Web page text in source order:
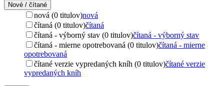
Nové / čítané
nová (0 titulov)nová
čítaná (0 titulov)čítaná
čítaná - výborný stav (0 titulov)čítaná - výborný stav
čítaná - mierne opotrebovaná (0 titulov)čítaná - mierne
opotrebovaná
čítané verzie vypredaných kníh (0 titulov)čítané verzie
vypredaných kníh